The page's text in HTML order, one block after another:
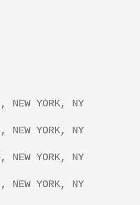
NEW YORK, NY
NEW YORK, NY
NEW YORK, NY
NEW YORK, NY